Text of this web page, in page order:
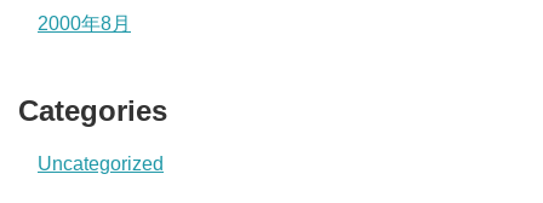
2000年8月
Categories
Uncategorized